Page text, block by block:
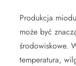
Produkcja
może być
środowiskowe.
temperatura,